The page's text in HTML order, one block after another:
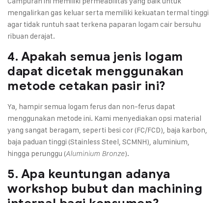
mengalirkan gas keluar serta memiliki kekuatan termal tinggi
agar tidak runtuh saat terkena paparan logam cair bersuhu
ribuan derajat.
4. Apakah semua jenis logam
dapat dicetak menggunakan
metode cetakan pasir ini?
Ya, hampir semua logam ferus dan non-ferus dapat
menggunakan metode ini. Kami menyediakan opsi material
yang sangat beragam, seperti besi cor (FC/FCD), baja karbon,
baja paduan tinggi (Stainless Steel, SCMNH), aluminium,
hingga perunggu (Aluminium Bronze).
5. Apa keuntungan adanya
workshop bubut dan machining